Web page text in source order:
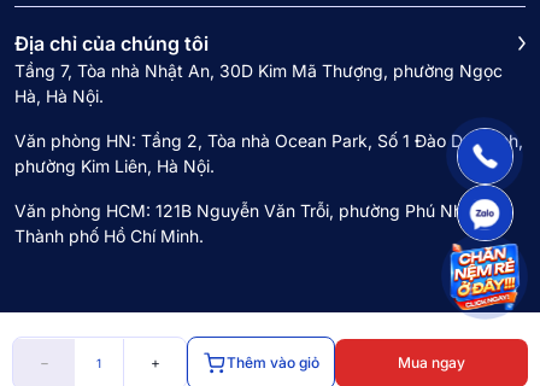
− + Thêm vào giỏ Mua ngay
🔥
Địa chỉ của chúng tôi
Tầng 7, Tòa nhà Nhật An, 30D Kim Mã Thượng, phường Ngọc
Hà, Hà Nội.
Văn phòng HN: Tầng 2, Tòa nhà Ocean Park, Số 1 Đào Duy Anh,
phường Kim Liên, Hà Nội.
Văn phòng HCM: 121B Nguyễn Văn Trỗi, phường Phú Nhuận,
Thành phố Hồ Chí Minh.
Copyright © 2024 Công ty cổ phần Vua Nệm. Mã số doanh nghiệp 0107968516